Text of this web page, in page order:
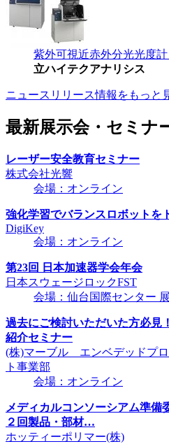
紫外可視近赤外分光光度計
立ハイテクアナリシス
ニュースリリース情報をもっと
最新展示会・セミナ
レーザー安全教育セミナー
株式会社光響
会場：オンライン
強化学習でバランスロボットを
DigiKey
会場：オンライン
第23回 日本加速器学会年会
日本スウェージロックFST
会場：仙台国際センター
過去にご検討いただいた方必見
紹介セミナー
(株)マーブル エンベデッドプ
ト事業部
会場：オンライン
メディカルコンソーシアム準
２回製品・部材…
ホッティーポリマー(株)